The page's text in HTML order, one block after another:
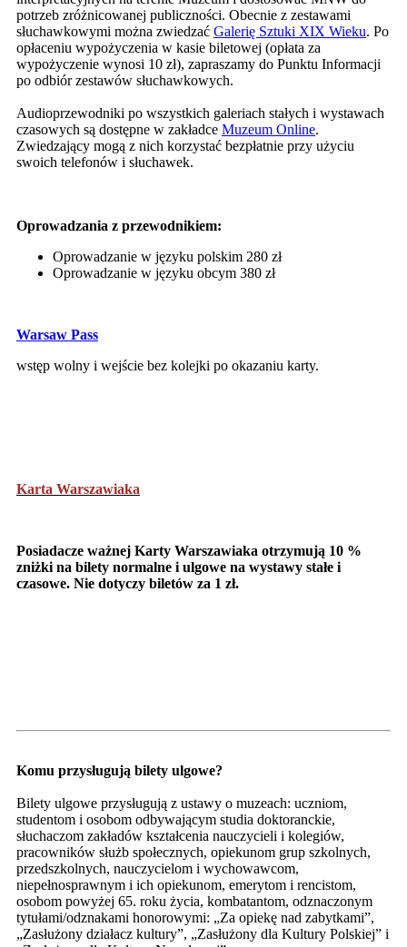
potrzeb zróżnicowanej publiczności. Obecnie z zestawami
słuchawkowymi można zwiedzać Galerię Sztuki XIX Wieku. Po
opłaceniu wypożyczenia w kasie biletowej (opłata za
wypożyczenie wynosi 10 zł), zapraszamy do Punktu Informacji
po odbiór zestawów słuchawkowych.
Audioprzewodniki po wszystkich galeriach stałych i wystawach
czasowych są dostępne w zakładce Muzeum Online.
Zwiedzający mogą z nich korzystać bezpłatnie przy użyciu
swoich telefonów i słuchawek.
Oprowadzania z przewodnikiem:
Oprowadzanie w języku polskim 280 zł
Oprowadzanie w języku obcym 380 zł
Warsaw Pass
wstęp wolny i wejście bez kolejki po okazaniu karty.
Karta Warszawiaka
Posiadacze ważnej Karty Warszawiaka otrzymują 10 %
zniżki na bilety normalne i ulgowe na wystawy stałe i
czasowe. Nie dotyczy biletów za 1 zł.
Komu przysługują bilety ulgowe?
Bilety ulgowe przysługują z ustawy o muzeach: uczniom,
studentom i osobom odbywającym studia doktoranckie,
słuchaczom zakładów kształcenia nauczycieli i kolegiów,
pracowników służb społecznych, opiekunom grup szkolnych,
przedszkolnych, nauczycielom i wychowawcom,
niepełnosprawnym i ich opiekunom, emerytom i rencistom,
osobom powyżej 65. roku życia, kombatantom, odznaczonym
tytułami/odznakami honorowymi: „Za opiekę nad zabytkami”,
„Zasłużony działacz kultury”, „Zasłużony dla Kultury Polskiej” i